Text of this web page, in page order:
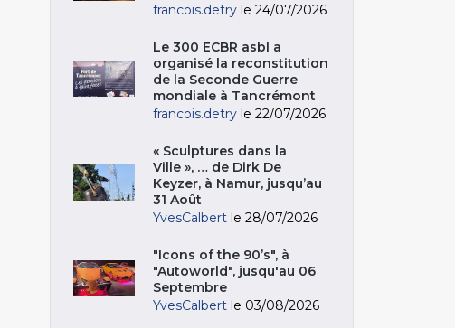
francois.detry le 24/07/2026
Le 300 ECBR asbl a
organisé la reconstitution
de la Seconde Guerre
mondiale à Tancrémont
francois.detry le 22/07/2026
« Sculptures dans la
Ville », … de Dirk De
Keyzer, à Namur, jusqu’au
31 Août
YvesCalbert le 28/07/2026
"Icons of the 90’s", à
"Autoworld", jusqu'au 06
Septembre
YvesCalbert le 03/08/2026